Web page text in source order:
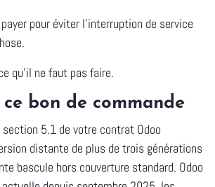
pour éviter l'interruption de service
qu'il ne faut pas faire.
bon de commande
5.1 de votre contrat Odoo
distante de plus de trois générations
bascule hors couverture standard. Odoo